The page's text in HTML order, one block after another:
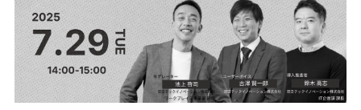
資料・イベント
資料ダウンロード
イベント・キャンペーン情報